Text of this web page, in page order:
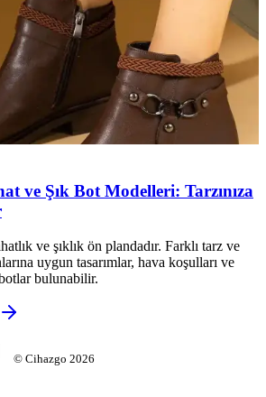
ve Şık Bot Modelleri: Tarzınıza
ve şıklık ön plandadır. Farklı tarz ve
uygun tasarımlar, hava koşulları ve
bulunabilir.
© Cihazgo 2026